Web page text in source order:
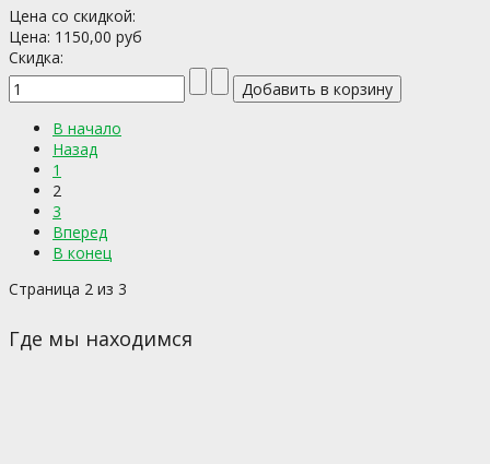
Цена со скидкой:
Цена: 1150,00 руб
Скидка:
В начало
Назад
1
2
3
Вперед
В конец
Страница 2 из 3
Где мы находимся